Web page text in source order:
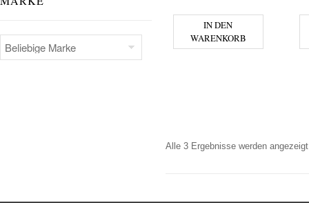
IN DEN
WARENKORB
Alle 3 Ergebnisse werden angezeigt